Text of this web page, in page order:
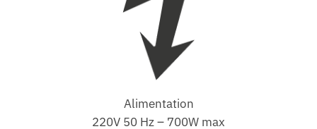
Alimentation
220V 50 Hz – 700W max